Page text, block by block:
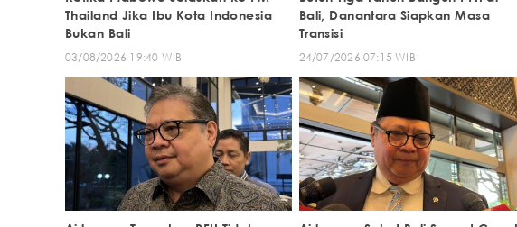
Thailand Jika Ibu Kota Indonesia
Bukan Bali
03/08/2026 19:40 WIB
Bali, Danantara Siapkan Masa
Transisi
24/07/2026 07:15 WIB